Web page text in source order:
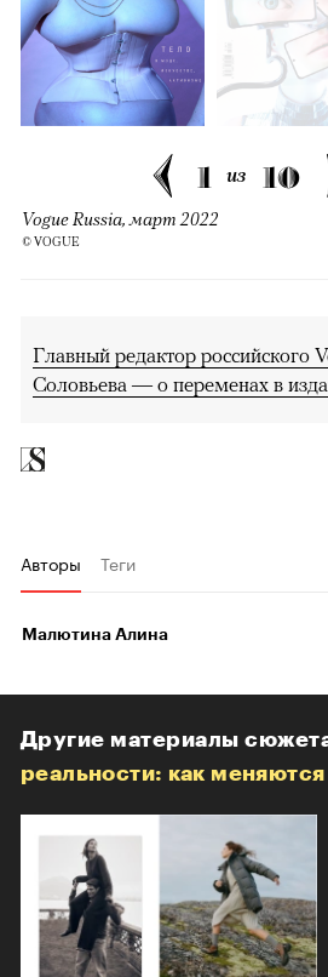
1 из 10
Vogue Russia, март 2022
© VOGUE
Главный редактор российского
Соловьева — о переменах в
Авторы Теги
Малютина Алина
Другие материалы
реальности: как